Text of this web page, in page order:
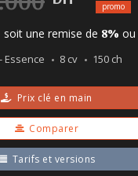
promo
soit une remise de 8% ou
Essence 8 cv 150 ch
Prix clé en main
Comparer
Tarifs et versions